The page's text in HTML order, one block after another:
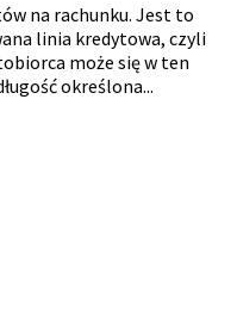
na rachunku. Jest to
linia kredytowa, czyli
może się w ten
określona...